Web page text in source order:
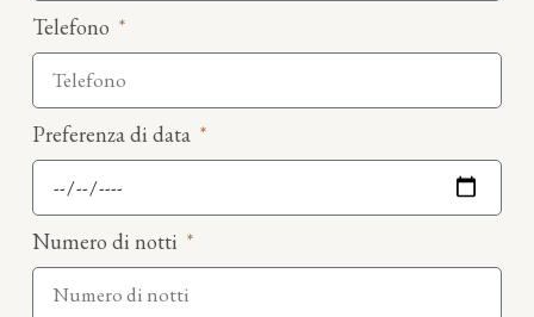
Telefono
Preferenza di data
Numero di notti